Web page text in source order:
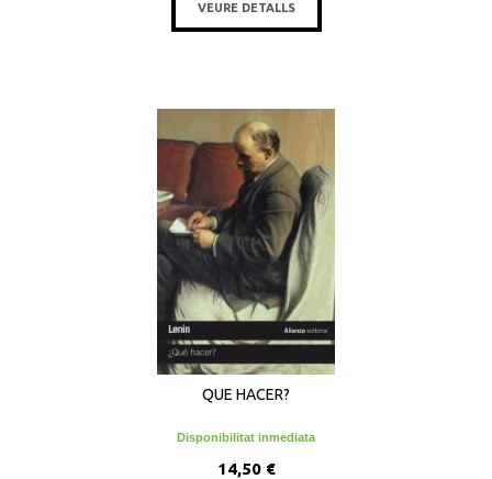
VEURE DETALLS
QUE HACER?
Disponibilitat inmediata
14,50 €